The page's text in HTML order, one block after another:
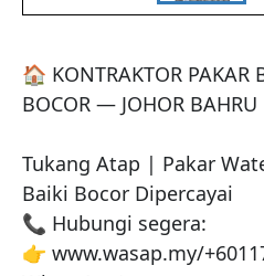
🏠 KONTRAKTOR PAKAR
BOCOR — JOHOR BAHRU
Tukang Atap | Pakar
Baiki Bocor Dipercayai
📞 Hubungi segera:
👉 www.wasap.my/